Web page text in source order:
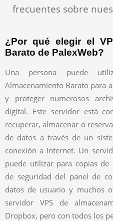
frecuentes sobre
¿Por qué elegir el
Barato de PalexWeb?
Una persona puede
Almacenamiento Barato para
y proteger numerosos
digital. Este servidor está
recuperar, almacenar o
de datos a través de un
conexión a Internet. Un
puede utilizar para copias
de seguridad del panel de
datos de usuario y muchos
servidor VPS de
Dropbox, pero con todos los